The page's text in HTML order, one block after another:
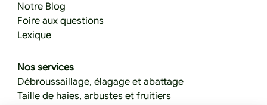
Notre Blog
Foire aux questions
Lexique
Nos services
Débroussaillage, élagage et abattage
Taille de haies, arbustes et fruitiers